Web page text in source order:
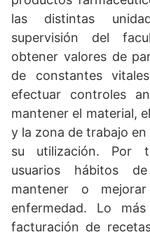
las distintas
supervisión del
obtener valores de
de constantes
efectuar controles
mantener el material,
y la zona de trabajo
su utilización. Por
usuarios hábitos
mantener o
enfermedad. Lo
facturación de